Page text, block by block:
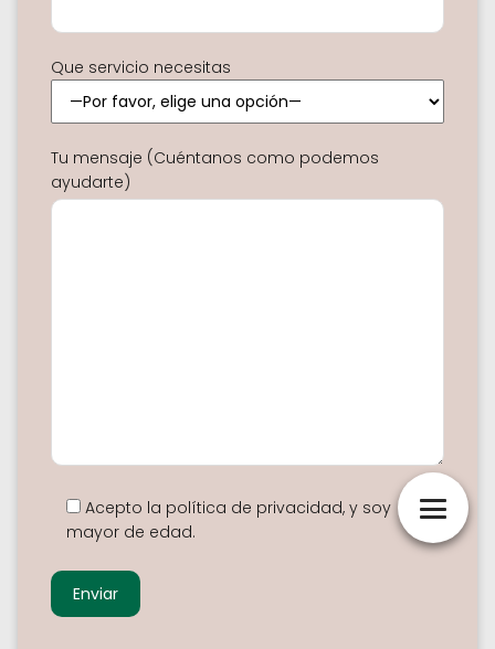
Que servicio necesitas
Tu mensaje (Cuéntanos como podemos
ayudarte)
Acepto la política de privacidad, y soy
mayor de edad.